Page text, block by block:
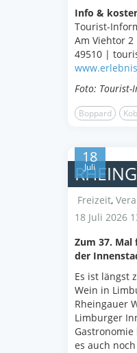
Info &
Tourist-
Am Viehtor
49510 |
Foto: Tourist-
Boppard
18
Juli
Freizeit,
18 Juli 2026
Zum 37.
der
Es ist längst
Wein in
Rheingauer
Limburger
es auch